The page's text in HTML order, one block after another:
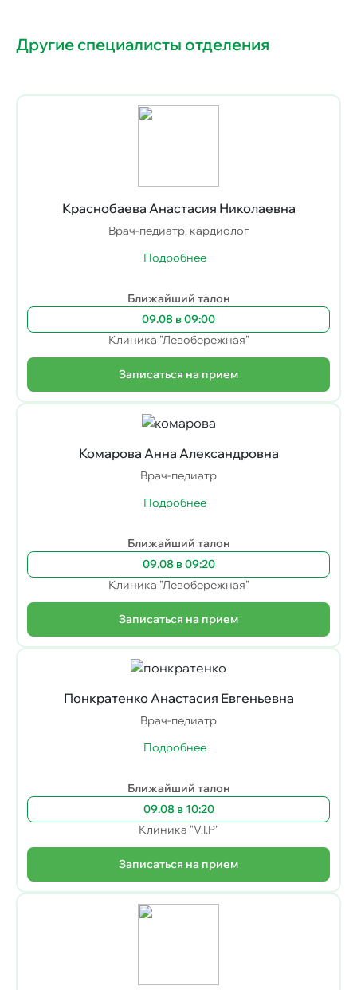
Другие специалисты отделения
Краснобаева Анастасия Николаевна
Врач-педиатр, кардиолог
Подробнее
Ближайший талон
09.08 в 09:00
Клиника "Левобережная"
Записаться на прием
Комарова Анна Александровна
Врач-педиатр
Подробнее
Ближайший талон
09.08 в 09:20
Клиника "Левобережная"
Записаться на прием
Понкратенко Анастасия Евгеньевна
Врач-педиатр
Подробнее
Ближайший талон
09.08 в 10:20
Клиника "V.I.P"
Записаться на прием